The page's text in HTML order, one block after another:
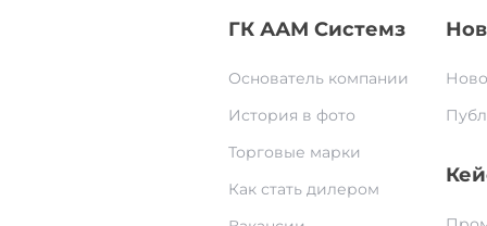
ГК ААМ Системз
Основатель компании
История в фото
Торговые марки
Как стать дилером